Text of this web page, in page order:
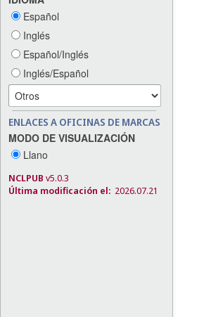
Español
Inglés
Español/Inglés
Inglés/Español
ENLACES A OFICINAS DE MARCAS
MODO DE VISUALIZACIÓN
Llano
NCLPUB v5.0.3
Última modificación el: 2026.07.21